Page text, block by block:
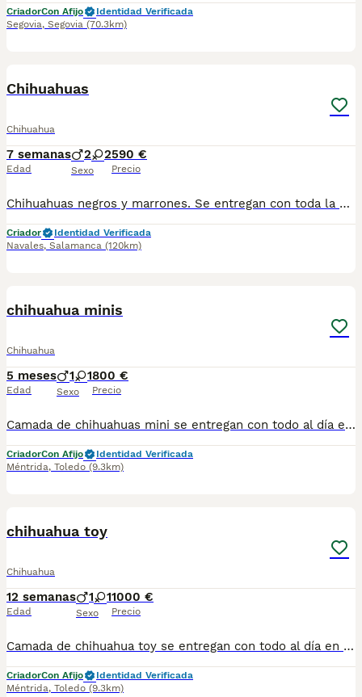
CriadorCon Afijo
Identidad Verificada
Segovia, Segovia (70.3km)
Chihuahuas
Chihuahua
7 semanas
Edad
2 2
Sexo
590 €
Precio
Chihuahuas negros y marrones. Se entregan con toda la documentación y revisados por veterinarios. Se pueden visitar
Criador
Identidad Verificada
Navales, Salamanca (120km)
chihuahua minis
Chihuahua
5 meses
Edad
1 1
Sexo
800 €
Precio
Camada de chihuahuas mini se entregan con todo al día en cuanto a vacunación, desparasitación interna y externa, microchip y pasaporte con procedencia lícita de centro canino profesional. Revisión veterinaria. Nos dedicamos profesionalmente al mundo del cachorro desde hace más de 15 años ,centro canino del Valle caprice, es nuestro nombre , criadores profesionales , residencia canina y veterinarios, que mejor sitio para adquirir tu nuevo miembro familiar. Pueden encontrarnos de igual modo en la pagina oficial de la canina de España como uno de los pocos criadores recomendados y registrados , www.rsce.es Los precios son desde más IVA según cachorro, camada y época. Pregunten sin compromiso , y le damos cita para venir a ver a los peques a nuestro centro canino, pueden ver nuestras referencias como mejor criadero en Google , y redes sociales así como en nuestra web Web www.delvallecaprice.com
CriadorCon Afijo
Identidad Verificada
Méntrida, Toledo (9.3km)
chihuahua toy
Chihuahua
12 semanas
Edad
1 1
Sexo
1000 €
Precio
Camada de chihuahua toy se entregan con todo al día en cuanto a vacunación, desparasitación interna y externa, microchip y pasaporte con procedencia lícita de centro canino profesional. Revisión veterinaria. Nos dedicamos profesionalmente al mundo del cachorro desde hace más de 17 años ,centro canino del Valle caprice, es nuestro nombre , criadores profesionales , residencia canina y veterinarios, que mejor sitio para adquirir tu nuevo miembro familiar. Núcleo de cria ES450990000078 Pueden encontrarnos de igual modo en la pagina oficial de la canina de España como uno de los pocos criadores recomendados y registrados , www.rsce.es Los precios son desde más IVA según cachorro, camada y época. Pregunten disponibilidad y precios Pregunten sin compromiso , y le damos cita para venir a ver a los peques a nuestro centro canino, pueden ver nuestras referencias como mejor criadero en Google , y redes sociales así como en nuestra web Web www.delvallecaprice.com
CriadorCon Afijo
Identidad Verificada
Méntrida, Toledo (9.3km)